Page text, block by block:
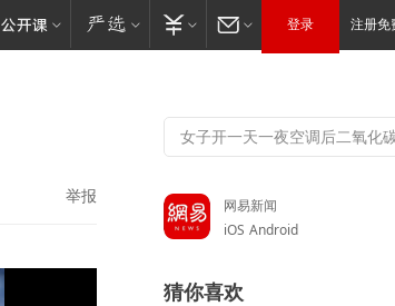
登录 注册免
举报
网易新闻
iOS Android
猜你喜欢